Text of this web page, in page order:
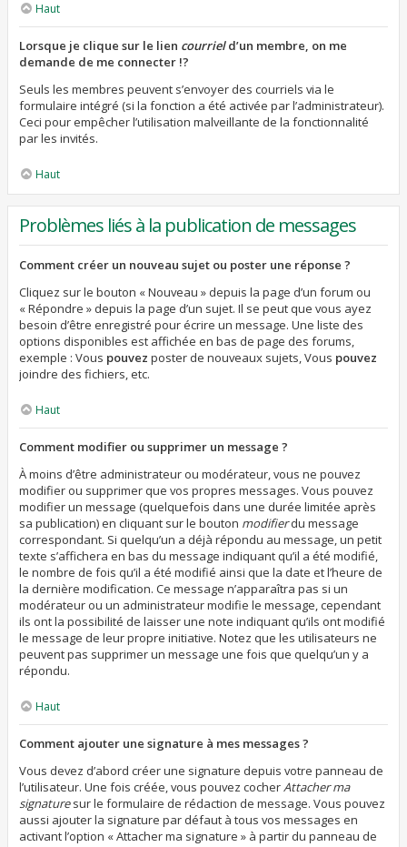
Haut
Lorsque je clique sur le lien courrield’un membre, on me
demande de me connecter !?
Seuls les membres peuvent s’envoyer des courriels via le
formulaire intégré (si la fonction a été activée par l’administrateur).
Ceci pour empêcher l’utilisation malveillante de la fonctionnalité
par les invités.
Haut
Problèmes liés à la publication de messages
Comment créer un nouveau sujet ou poster une réponse ?
Cliquez sur le bouton « Nouveau » depuis la page d’un forum ou
« Répondre » depuis la page d’un sujet. Il se peut que vous ayez
besoin d’être enregistré pour écrire un message. Une liste des
options disponibles est affichée en bas de page des forums,
exemple : Vous pouvez poster de nouveaux sujets, Vous pouvez
joindre des fichiers, etc.
Haut
Comment modifier ou supprimer un message ?
À moins d’être administrateur ou modérateur, vous ne pouvez
modifier ou supprimer que vos propres messages. Vous pouvez
modifier un message (quelquefois dans une durée limitée après
sa publication) en cliquant sur le bouton modifierdu message
correspondant. Si quelqu’un a déjà répondu au message, un petit
texte s’affichera en bas du message indiquant qu’il a été modifié,
le nombre de fois qu’il a été modifié ainsi que la date et l’heure de
la dernière modification. Ce message n’apparaîtra pas si un
modérateur ou un administrateur modifie le message, cependant
ils ont la possibilité de laisser une note indiquant qu’ils ont modifié
le message de leur propre initiative. Notez que les utilisateurs ne
peuvent pas supprimer un message une fois que quelqu’un y a
répondu.
Haut
Comment ajouter une signature à mes messages ?
Vous devez d’abord créer une signature depuis votre panneau de
l’utilisateur. Une fois créée, vous pouvez cocherAttacher ma
signaturesur le formulaire de rédaction de message. Vous pouvez
aussi ajouter la signature par défaut à tous vos messages en
activant l’option « Attacher ma signature » à partir du panneau de